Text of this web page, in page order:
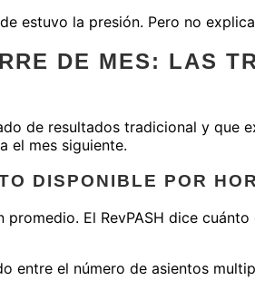
estuvo la presión. Pero no
DE MES: LAS
de resultados tradicional y que
el mes siguiente.
DISPONIBLE POR
El RevPASH dice
entre el número de asientos